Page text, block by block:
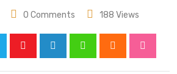
0 Comments 188 Views